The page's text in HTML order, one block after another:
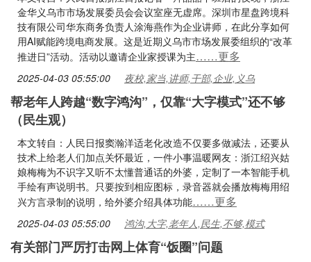
金华义乌市市场发展委员会会议室座无虚席。深圳市星盘跨境科
技有限公司华东商务负责人涂海燕作为企业讲师，在此分享如何
用AI赋能跨境电商发展。这是近期义乌市市场发展委组织的“改革
推进日”活动。活动以邀请企业家授课为主……更多
2025-04-03 05:55:00 夜校,家当,讲师,干部,企业,义乌
帮老年人跨越“数字鸿沟”，仅靠“大字模式”还不够
（民生观）
本文转自：人民日报窦瀚洋适老化改造不仅要多做减法，还要从
技术上给老人们加点关怀最近，一件小事温暖网友：浙江绍兴姑
娘梅梅为不识字又听不太懂普通话的外婆，定制了一本智能手机
手绘有声说明书。只要按到相应图标，录音器就会播放梅梅用绍
兴方言录制的说明，给外婆介绍具体功能……更多
2025-04-03 05:55:00 鸿沟,大字,老年人,民生,不够,模式
有关部门严厉打击网上体育“饭圈”问题